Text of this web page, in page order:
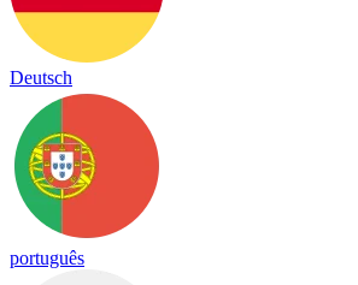
Deutsch
português